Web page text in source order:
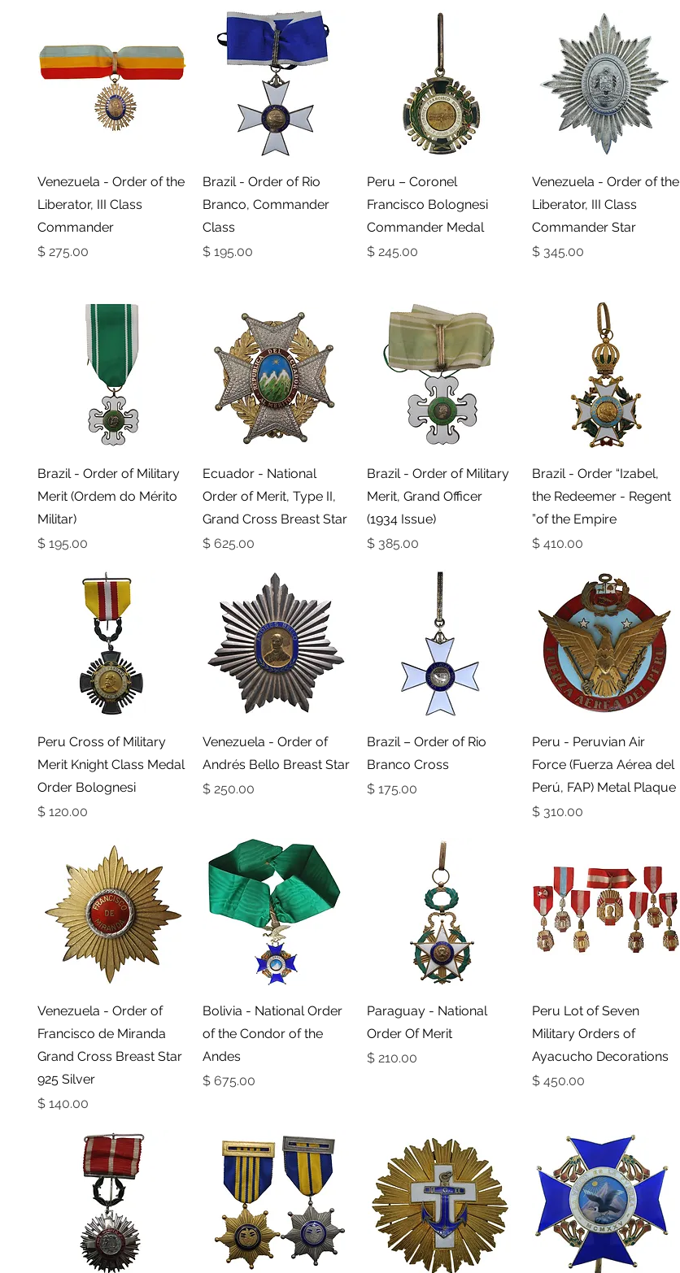
תצוגה מהירה
Venezuela - Order of the
Liberator, III Class
Commander Star
מחיר
תצוגה מהירה
Peru – Coronel
Francisco Bolognesi
Commander Medal
מחיר
תצוגה מהירה
Brazil - Order of Rio
Branco, Commander
Class
מחיר
תצוגה מהירה
Venezuela - Order of the
Liberator, III Class
Commander
מחיר
תצוגה מהירה
Brazil - Order “Izabel,
the Redeemer - Regent
of the Empire”
מחיר
תצוגה מהירה
Brazil - Order of Military
Merit, Grand Officer
(1934 Issue)
מחיר
תצוגה מהירה
Ecuador - National
Order of Merit, Type II,
Grand Cross Breast Star
מחיר
תצוגה מהירה
Brazil - Order of Military
Merit (Ordem do Mérito
Militar)
מחיר
תצוגה מהירה
Peru - Peruvian Air
Force (Fuerza Aérea del
Perú, FAP) Metal Plaque
מחיר
תצוגה מהירה
Brazil – Order of Rio
Branco Cross
מחיר
תצוגה מהירה
Venezuela - Order of
Andrés Bello Breast Star
מחיר
תצוגה מהירה
Peru Cross of Military
Merit Knight Class Medal
Order Bolognesi
מחיר
תצוגה מהירה
Peru Lot of Seven
Military Orders of
Ayacucho Decorations
מחיר
תצוגה מהירה
Paraguay - National
Order Of Merit
מחיר
תצוגה מהירה
Bolivia - National Order
of the Condor of the
Andes
מחיר
תצוגה מהירה
Venezuela - Order of
Francisco de Miranda
Grand Cross Breast Star
925 Silver
מחיר